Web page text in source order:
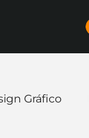
Gráfico